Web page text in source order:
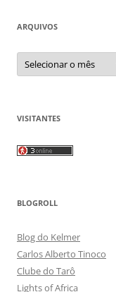
ARQUIVOS
Arquivos
VISITANTES
BLOGROLL
Blog do Kelmer
Carlos Alberto Tinoco
Clube do Tarô
Lights of Africa